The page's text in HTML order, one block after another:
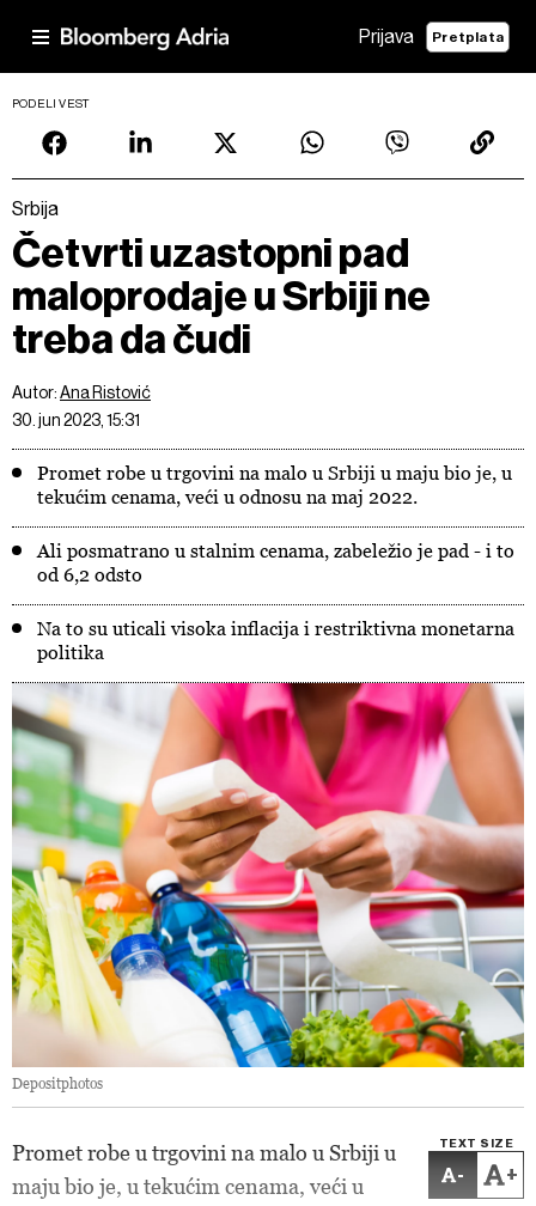
Prijava Pretplata
PODELI VEST
Srbija
Četvrti uzastopni pad
maloprodaje u Srbiji ne
treba da čudi
Autor:Ana Ristović
30. jun 2023, 15:31
Promet robe u trgovini na malo u Srbiji u maju bio je, u
tekućim cenama, veći u odnosu na maj 2022.
Ali posmatrano u stalnim cenama, zabeležio je pad - i to
od 6,2 odsto
Na to su uticali visoka inflacija i restriktivna monetarna
politika
Depositphotos
TEXT SIZE
- +
Promet robe u trgovini na malo u Srbiji u
maju bio je, u tekućim cenama, veći u